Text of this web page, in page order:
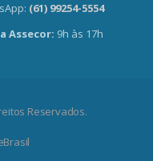
(61) 99254-5554
Assecor: 9h às 17h
Reservados.